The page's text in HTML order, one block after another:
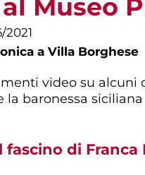
Museo
2021
a Villa Borghese
video su alcuni
la baronessa
fascino di Franca